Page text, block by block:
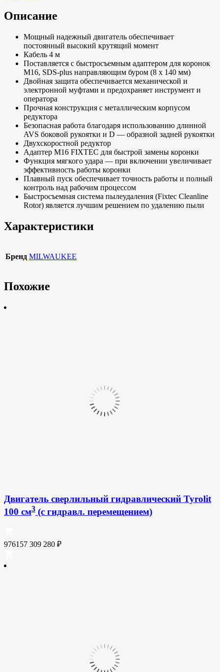
Описание
Мощный надежный двигатель обеспечивает
постоянный высокий крутящий момент
Кабель 4 м
Поставляется с быстросъемным адаптером для коронок
М16, SDS-plus направляющим буром (8 х 140 мм)
Двойная защита обеспечивается механической и
электронной муфтами и предохраняет инструмент и
оператора
Прочная конструкция с металлическим корпусом
редуктора
Безопасная работа благодаря использованию длинной
AVS боковой рукоятки и D — образной задней рукоятки
Двухскоростной редуктор
Адаптер M16 FIXTEC для быстрой замены коронки
Функция мягкого удара — при включении увеличивает
эффективность работы коронки
Плавный пуск обеспечивает точность работы и полный
контроль над рабочим процессом
Быстросъемная система пылеудаления (Fixtec Cleanline
Rotor) является лучшим решением по удалению пыли
Характеристики
Бренд MILWAUKEE
Похожие
Двигатель сверлильный гидравлический Tyrolit
100 см3 (с гидравл. перемещением)
976157 309 280 ₽